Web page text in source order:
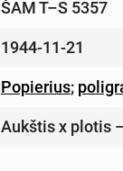
ŠAM T–S 5357
1944-11-21
Popierius;
Aukštis x plotis